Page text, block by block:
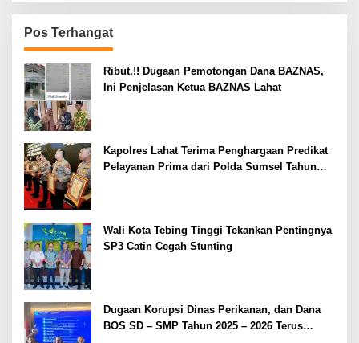
Pos Terhangat
Ribut.!! Dugaan Pemotongan Dana BAZNAS,
Ini Penjelasan Ketua BAZNAS Lahat
Kapolres Lahat Terima Penghargaan Predikat
Pelayanan Prima dari Polda Sumsel Tahun
Wali Kota Tebing Tinggi Tekankan Pentingnya
SP3 Catin Cegah Stunting
Dugaan Korupsi Dinas Perikanan, dan Dana
BOS SD – SMP Tahun 2025 – 2026 Terus